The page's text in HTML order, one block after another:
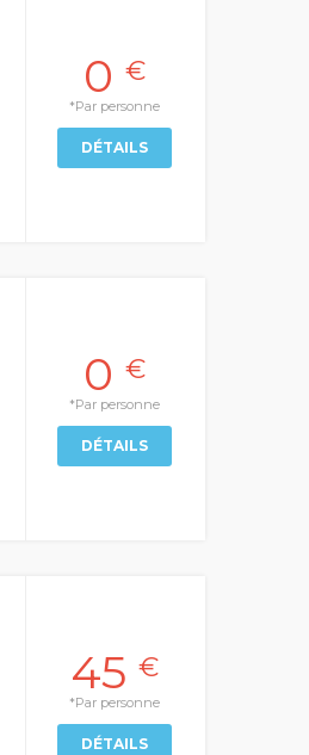
0€
*Par personne
DÉTAILS
0€
*Par personne
DÉTAILS
45€
*Par personne
DÉTAILS